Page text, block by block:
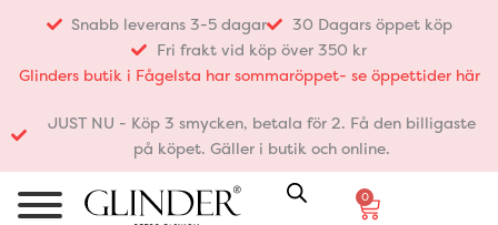
innehåll
Snabb leverans 3-5 dagar
30 Dagars öppet köp
Fri frakt vid köp över 350 kr
Glinders butik i Fågelsta har sommaröppet- se öppettider här
JUST NU - Köp 3 smycken, betala för 2. Få den billigaste
på köpet. Gäller i butik och online.
0
Varukorg